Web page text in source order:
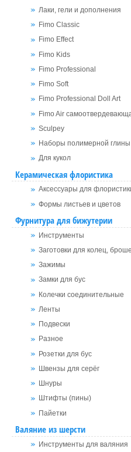
Лаки, гели и дополнения
Fimo Classic
Fimo Effect
Fimo Kids
Fimo Professional
Fimo Soft
Fimo Professional Doll Art
Fimo Air
Sculpey
Наборы полимерной глины
Для кукол
Керамическая флористика
Аксессуары для
Формы листьев и цветов
Фурнитура для бижутерии
Инструменты
Заготовки для колец,
Зажимы
Замки для бус
Колечки соединительные
Ленты
Подвески
Разное
Розетки для бус
Швензы для серёг
Шнуры
Штифты (пины)
Пайетки
Валяние из шерсти
Инструменты для валяния